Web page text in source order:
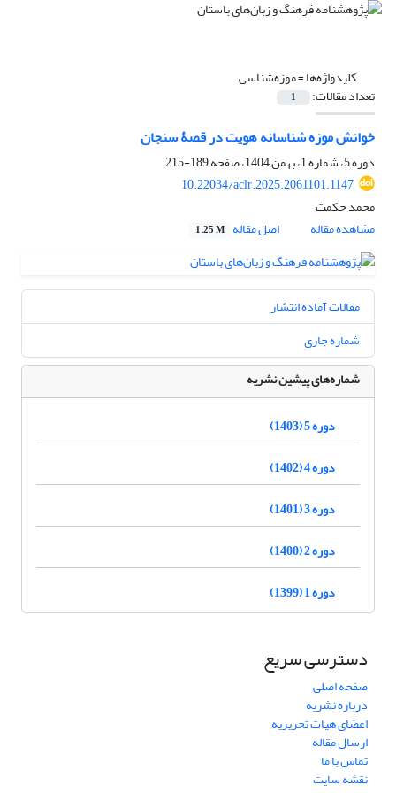
کلیدواژه‌ها =موزه‌شناسی
تعداد مقالات: 1
خوانش موزه‌ شناسانه هویت در قصۀ سنجان
دوره 5، شماره 1، بهمن 1404، صفحه
189-215
10.22034/aclr.2025.2061101.1147
محمد حکمت
مشاهده مقاله
اصل مقاله 1.25 M
مقالات آماده انتشار
شماره جاری
شماره‌های پیشین نشریه
دوره 5 (1403)
دوره 4 (1402)
دوره 3 (1401)
دوره 2 (1400)
دوره 1 (1399)
دسترسی سریع
صفحه اصلی
درباره نشریه
اعضای هیات تحریریه
ارسال مقاله
تماس با ما
نقشه سایت